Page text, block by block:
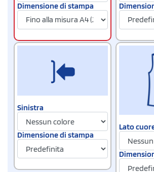
Dimensione di stampa
Sinistra
Dimensione di stampa
Lato